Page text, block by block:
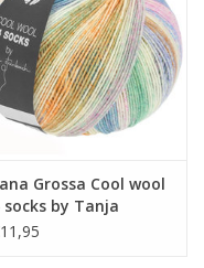
Grossa Cool wool
socks by Tanja
7753